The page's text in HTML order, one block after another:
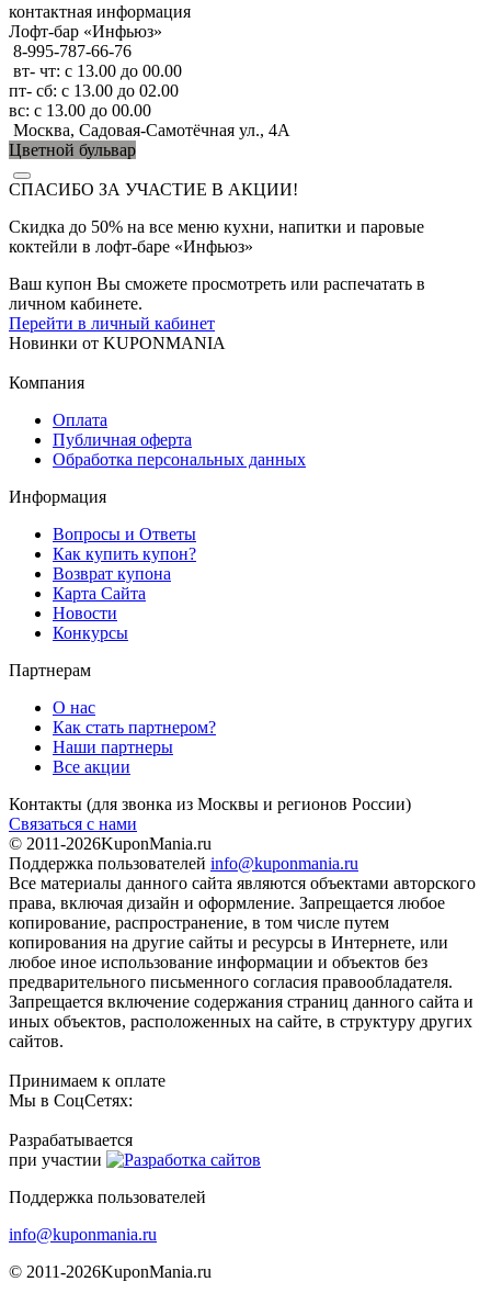
контактная информация
Лофт-бар «Инфьюз»
8-995-787-66-76
вт- чт: с 13.00 до 00.00
пт- сб: с 13.00 до 02.00
вс: с 13.00 до 00.00
Москва, Садовая-Самотёчная ул., 4А
Цветной бульвар
СПАСИБО ЗА УЧАСТИЕ В АКЦИИ!
Скидка до 50% на все меню кухни, напитки и паровые
коктейли в лофт-баре «Инфьюз»
Ваш купон Вы сможете просмотреть или распечатать в
личном кабинете.
Перейти в личный кабинет
Новинки от KUPONMANIA
Компания
Оплата
Публичная оферта
Обработка персональных данных
Информация
Вопросы и Ответы
Как купить купон?
Возврат купона
Карта Сайта
Новости
Конкурсы
Партнерам
О нас
Как стать партнером?
Наши партнеры
Все акции
Контакты (для звонка из Москвы и регионов России)
Связаться с нами
© 2011-2026KuponMania.ru
Поддержка пользователей info@kuponmania.ru
Все материалы данного сайта являются объектами авторского
права, включая дизайн и оформление. Запрещается любое
копирование, распространение, в том числе путем
копирования на другие сайты и ресурсы в Интернете, или
любое иное использование информации и объектов без
предварительного письменного согласия правообладателя.
Запрещается включение содержания страниц данного сайта и
иных объектов, расположенных на сайте, в структуру других
сайтов.
Принимаем к оплате
Мы в СоцСетях:
Разрабатывается
при участии
Поддержка пользователей
info@kuponmania.ru
© 2011-2026KuponMania.ru